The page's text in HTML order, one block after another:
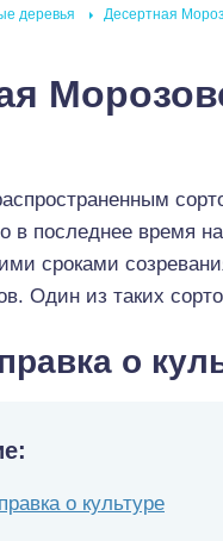
деревья Десертная
в последнее время
сроками
Один из таких
о
о культуре